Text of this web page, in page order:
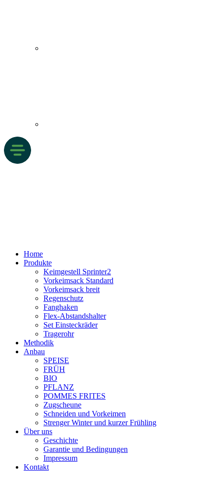
Home
Produkte
Keimgestell Sprinter2
Vorkeimsack Standard
Vorkeimsack breit
Regenschutz
Fanghaken
Flex-Abstandshalter
Set Einsteckräder
Tragerohr
Methodik
Anbau
SPEISE
FRÜH
BIO
PFLANZ
POMMES FRITES
Zugscheune
Schneiden und Vorkeimen
Strenger Winter und kurzer Frühling
Über uns
Geschichte
Garantie und Bedingungen
Impressum
Kontakt